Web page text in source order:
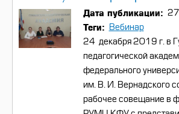
Дата публикации
Теги
Вебинар
24 декабря 2019 г. в
педагогической
федерального
им. В. И. Вернадского
рабочее совещание в